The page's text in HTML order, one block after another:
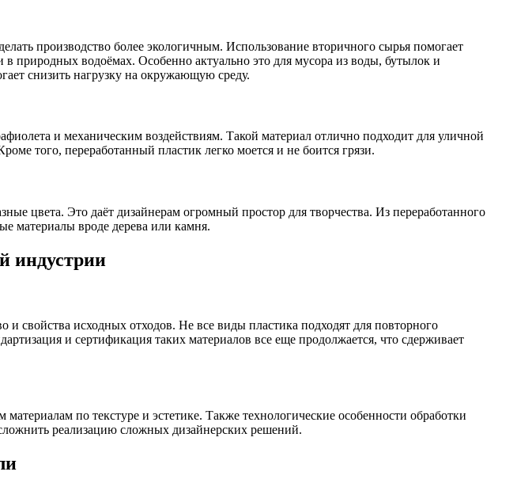
производство более экологичным. Использование вторичного сырья помогает
природных водоёмах. Особенно актуально это для мусора из воды, бутылок и
снизить нагрузку на окружающую среду.
и механическим воздействиям. Такой материал отлично подходит для уличной
того, переработанный пластик легко моется и не боится грязи.
цвета. Это даёт дизайнерам огромный простор для творчества. Из переработанного
материалы вроде дерева или камня.
индустрии
свойства исходных отходов. Не все виды пластика подходят для повторного
и сертификация таких материалов все еще продолжается, что сдерживает
по текстуре и эстетике. Также технологические особенности обработки
реализацию сложных дизайнерских решений.